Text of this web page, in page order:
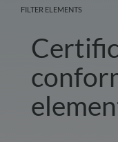
FILTER ELEMENTS